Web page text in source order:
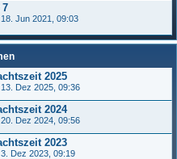
7
18. Jun 2021, 09:03
2025
13. Dez 2025, 09:36
2024
20. Dez 2024, 09:56
2023
3. Dez 2023, 09:19